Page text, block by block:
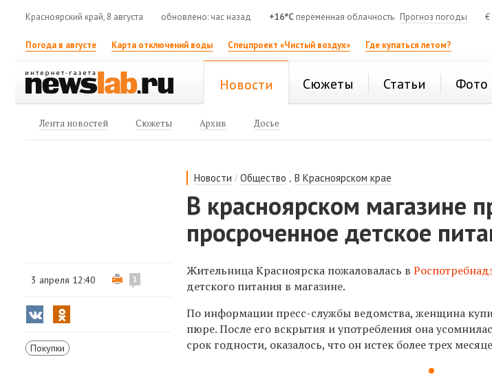
Красноярский край, 8 августа обновлено: час назад +16°C переменная облачность Прогноз погоды €
Погода в августе Карта отключений воды Спецпроект «Чистый воздух» Где купаться летом?
Новости Сюжеты Статьи Фото
Лента новостей Сюжеты Архив Досье
Новости /Общество ,В Красноярском крае
В красноярском магазине
просроченное детское
3 апреля 12:40 1
Покупки
Жительница Красноярска пожаловалась в
детского питания в магазине.
По информации пресс-службы ведомства, женщина
пюре. После его вскрытия и употребления она
срок годности, оказалось, что он истек более трех